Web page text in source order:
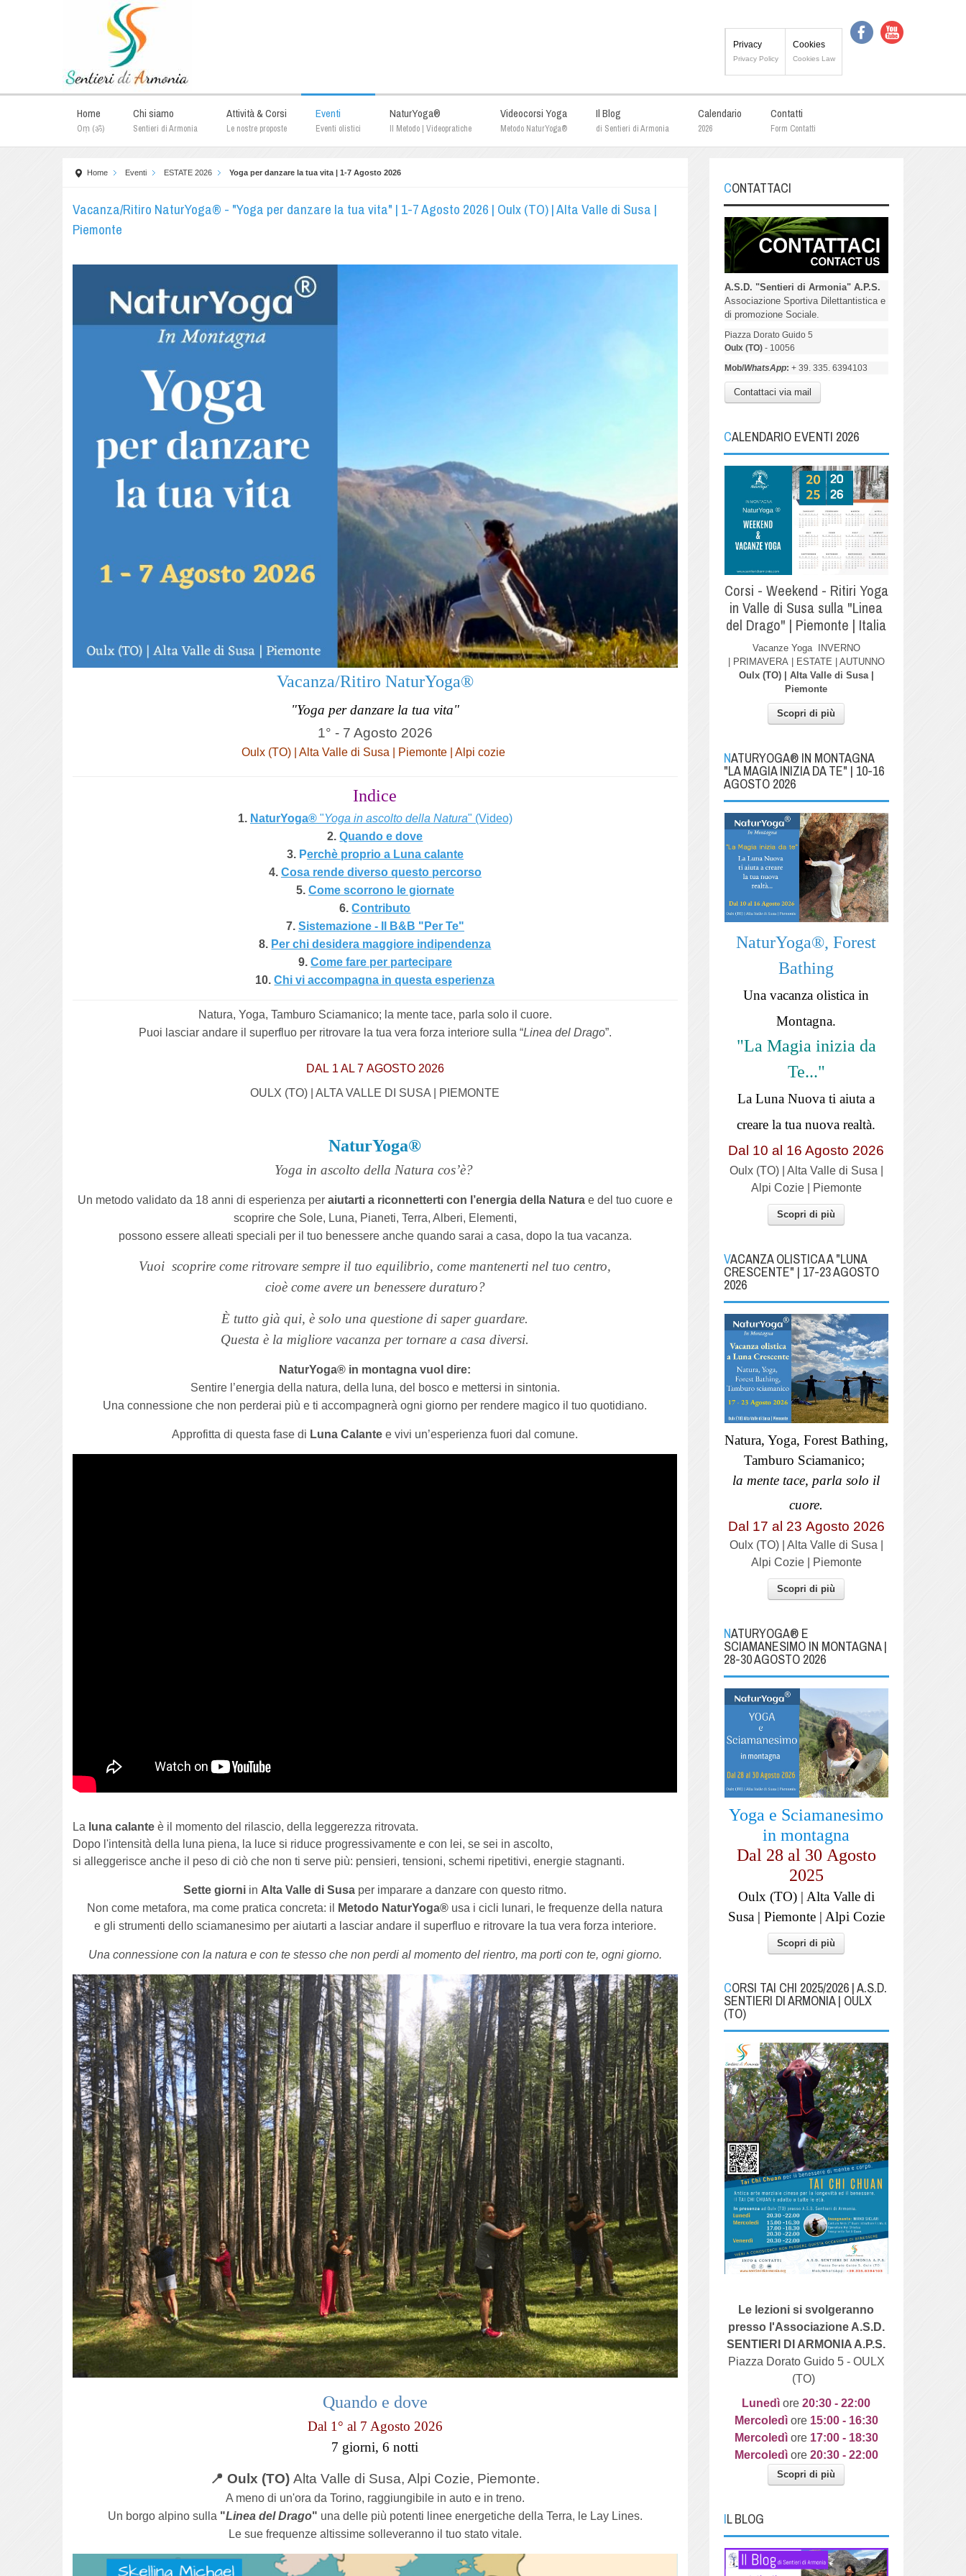
Privacy
Privacy Policy
Cookies
Cookies Law
Home
Oṃ (ॐ)
Chi siamo
Sentieri di Armonia
Attività & Corsi
Le nostre proposte
Eventi
Eventi olistici
NaturYoga®
Il Metodo | Videopratiche
Videocorsi Yoga
Metodo NaturYoga®
Il Blog
di Sentieri di Armonia
Calendario
2026
Contatti
Form Contatti
Home Eventi ESTATE 2026 Yoga per danzare la tua vita | 1-7 Agosto 2026
Vacanza/Ritiro NaturYoga® - "Yoga per danzare la tua vita" | 1-7 Agosto 2026 | Oulx (TO) | Alta Valle di Susa |
Piemonte
Vacanza/Ritiro NaturYoga®
"Yoga per danzare la tua vita"
1° - 7 Agosto 2026
Oulx (TO) | Alta Valle di Susa | Piemonte | Alpi cozie
Indice
1. NaturYoga® "Yoga in ascolto della Natura" (Video)
2. Quando e dove
3. Perchè proprio a Luna calante
4. Cosa rende diverso questo percorso
5. Come scorrono le giornate
6. Contributo
7. Sistemazione - Il B&B "Per Te"
8. Per chi desidera maggiore indipendenza
9. Come fare per partecipare
10. Chi vi accompagna in questa esperienza
Natura, Yoga, Tamburo Sciamanico; la mente tace, parla solo il cuore.
Puoi lasciar andare il superfluo per ritrovare la tua vera forza interiore sulla “Linea del Drago”.
DAL 1 AL 7 AGOSTO 2026
OULX (TO) | ALTA VALLE DI SUSA | PIEMONTE
NaturYoga®
Yoga in ascolto della Natura cos’è?
Un metodo validato da 18 anni di esperienza per aiutarti a riconnetterti con l’energia della Naturae del tuo cuore e
scoprire che Sole, Luna, Pianeti, Terra, Alberi, Elementi,
possono essere alleati speciali per il tuo benessere anche quando sarai a casa, dopo la tua vacanza.
Vuoi scoprire come ritrovare sempre il tuo equilibrio, come mantenerti nel tuo centro,
cioè come avere un benessere duraturo?
È tutto già qui, è solo una questione di saper guardare.
Questa è la migliore vacanza per tornare a casa diversi.
NaturYoga® in montagna vuol dire:
Sentire l’energia della natura, della luna, del bosco e mettersi in sintonia.
Una connessione che non perderai più e ti accompagnerà ogni giorno per rendere magico il tuo quotidiano.
Approfitta di questa fase di Luna Calante e vivi un’esperienza fuori dal comune.
La luna calante è il momento del rilascio, della leggerezza ritrovata.
Dopo l'intensità della luna piena, la luce si riduce progressivamente e con lei, se sei in ascolto,
si alleggerisce anche il peso di ciò che non ti serve più: pensieri, tensioni, schemi ripetitivi, energie stagnanti.
Sette giorni in Alta Valle di Susa per imparare a danzare con questo ritmo.
Non come metafora, ma come pratica concreta: il
Metodo NaturYoga® usa i cicli lunari, le frequenze della natura
e gli strumenti dello sciamanesimo per aiutarti a lasciar andare il superfluo e ritrovare la tua vera forza interiore.
Una connessione con la natura e con te stesso che non perdi al momento del rientro, ma porti con te, ogni giorno.
Quando e dove
Dal 1° al 7 Agosto 2026
7 giorni, 6 notti
📍 Oulx (TO) Alta Valle di Susa, Alpi Cozie, Piemonte.
A meno di un'ora da Torino, raggiungibile in auto e in treno.
Un borgo alpino sulla "Linea del Drago" una delle più potenti linee energetiche della Terra, le Lay Lines.
Le sue frequenze altissime solleveranno il tuo stato vitale.
CONTATTACI
A.S.D. "Sentieri di Armonia" A.P.S.
Associazione Sportiva Dilettantistica e
di promozione Sociale.
Piazza Dorato Guido 5
Oulx (TO)- 10056
Mob/WhatsApp: + 39. 335. 6394103
Contattaci via mail
CALENDARIO EVENTI 2026
Corsi - Weekend - Ritiri Yoga
in Valle di Susa sulla "Linea
del Drago" | Piemonte | Italia
Vacanze Yoga INVERNO
| PRIMAVERA | ESTATE | AUTUNNO
Oulx (TO) | Alta Valle di Susa |
Piemonte
Scopri di più
NATURYOGA® IN MONTAGNA
"LA MAGIA INIZIA DA TE" | 10-16
AGOSTO 2026
NaturYoga®, Forest
Bathing
Una vacanza olistica in
Montagna.
"La Magia inizia da
Te..."
La Luna Nuova ti aiuta a
creare la tua nuova realtà.
Dal 10 al 16 Agosto 2026
Oulx (TO) | Alta Valle di Susa |
Alpi Cozie | Piemonte
Scopri di più
VACANZA OLISTICA A "LUNA
CRESCENTE" | 17-23 AGOSTO
2026
Natura, Yoga, Forest Bathing,
Tamburo Sciamanico;
la mente tace, parla solo il
cuore.
Dal 17 al 23 Agosto 2026
Oulx (TO) | Alta Valle di Susa |
Alpi Cozie | Piemonte
Scopri di più
NATURYOGA® E
SCIAMANESIMO IN MONTAGNA |
28-30 AGOSTO 2026
Yoga e Sciamanesimo
in montagna
Dal 28 al 30 Agosto
2025
Oulx (TO) | Alta Valle di
Susa | Piemonte | Alpi Cozie
Scopri di più
CORSI TAI CHI 2025/2026 | A.S.D.
SENTIERI DI ARMONIA | OULX
(TO)
Le lezioni si svolgeranno
presso l'Associazione A.S.D.
SENTIERI DI ARMONIA A.P.S.
Piazza Dorato Guido 5 - OULX
(TO)
Lunedìore 20:30 - 22:00
Mercoledì ore 15:00 - 16:30
Mercoledì ore 17:00 - 18:30
Mercoledì ore 20:30 - 22:00
Scopri di più
IL BLOG